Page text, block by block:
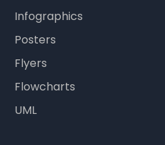
Infographics
Posters
Flyers
Flowcharts
UML